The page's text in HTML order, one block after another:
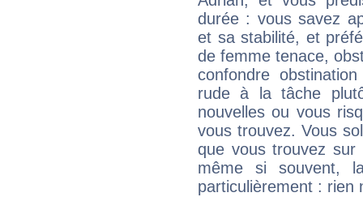
durée : vous savez
et sa stabilité, et
de femme tenace,
confondre
rude à la tâche
nouvelles ou vous
vous trouvez. Vous
que vous trouvez
même si souvent,
particulièrement : rien